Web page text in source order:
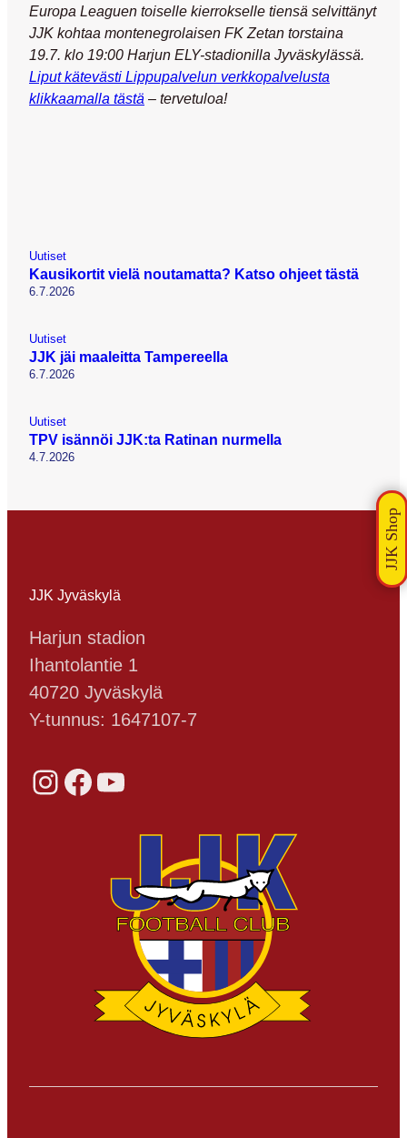
Europa Leaguen toiselle kierrokselle tiensä selvittänyt
JJK kohtaa montenegrolaisen FK Zetan torstaina
19.7. klo 19:00 Harjun ELY-stadionilla Jyväskylässä.
Liput kätevästi Lippupalvelun verkkopalvelusta
klikkaamalla tästä – tervetuloa!
Uutiset
Kausikortit vielä noutamatta? Katso ohjeet tästä
6.7.2026
Uutiset
JJK jäi maaleitta Tampereella
6.7.2026
Uutiset
TPV isännöi JJK:ta Ratinan nurmella
4.7.2026
JJK Jyväskylä
Harjun stadion
Ihantolantie 1
40720 Jyväskylä
Y-tunnus: 1647107-7
Instagram Facebook YouTube